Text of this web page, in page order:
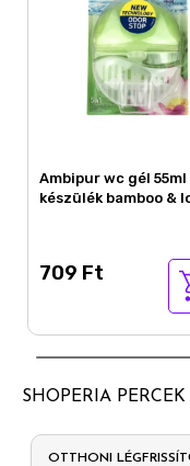
Ambipur wc gél 55ml
készülék bamboo &
709 Ft
SHOPERIA
OTTHONI